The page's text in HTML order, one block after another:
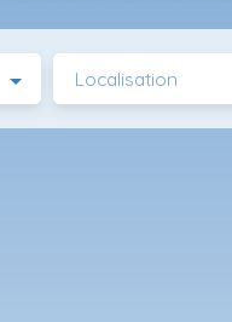
Localisation